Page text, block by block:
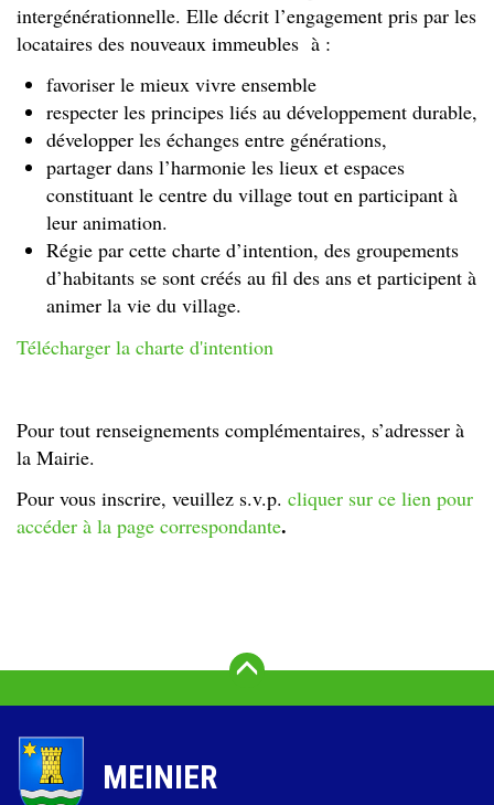
intergénérationnelle. Elle décrit l’engagement pris par les
locataires des nouveaux immeubles à :
favoriser le mieux vivre ensemble
respecter les principes liés au développement durable,
développer les échanges entre générations,
partager dans l’harmonie les lieux et espaces
constituant le centre du village tout en participant à
leur animation.
Régie par cette charte d’intention, des groupements
d’habitants se sont créés au fil des ans et participent à
animer la vie du village.
Télécharger la charte d'intention
Pour tout renseignements complémentaires, s’adresser à
la Mairie.
Pour vous inscrire, veuillez s.v.p. cliquer sur ce lien pour
accéder à la page correspondante.
Vers le haut
MEINIER